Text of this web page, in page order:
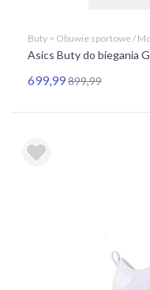
Buty > Obuwie sportowe /
Asics Buty do biegania
699,99899,99